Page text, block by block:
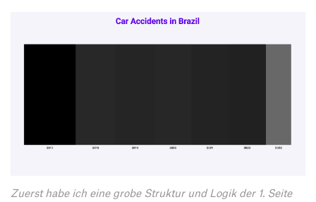
Zuerst habe ich eine grobe Struktur und Logik der 1. Seite